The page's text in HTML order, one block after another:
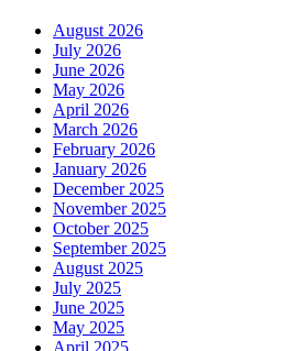
August 2026
July 2026
June 2026
May 2026
April 2026
March 2026
February 2026
January 2026
December 2025
November 2025
October 2025
September 2025
August 2025
July 2025
June 2025
May 2025